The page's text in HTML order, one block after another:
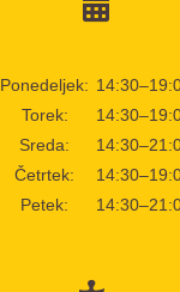
Ponedeljek:
Torek:
Sreda:
Četrtek:
Petek: